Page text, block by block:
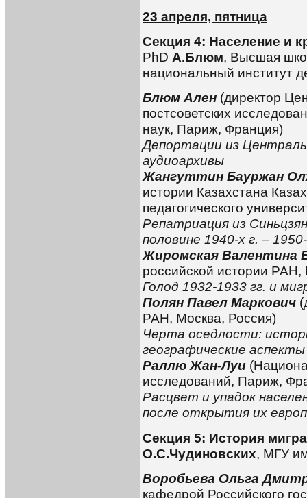
23 апреля, пятница
Секция 4: Население и
PhD А.Блюм, Высшая
национальный институт
Блюм Ален (директор
постсоветских
наук, Париж, Франция)
Депортации из
аудиоархивы
Жангуттин Бауржан
истории Казахстана
педагогического
Репатриация из
половине 1940-х г. –
Жиромская Валентина
российской истории РАН,
Голод 1932-1933 гг. и
Полян Павел Маркович
РАН, Москва, Россия)
Черта оседлости:
географические аспекты
Раллю Жан-Луи
исследований, Париж,
Расцвет и упадок
после открытия их
Секция 5: История
О.С.Чудиновских, МГУ
Воробьева Ольга
кафедрой Российского